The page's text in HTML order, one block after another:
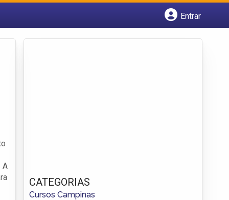
Entrar
A
CATEGORIAS
Cursos Campinas